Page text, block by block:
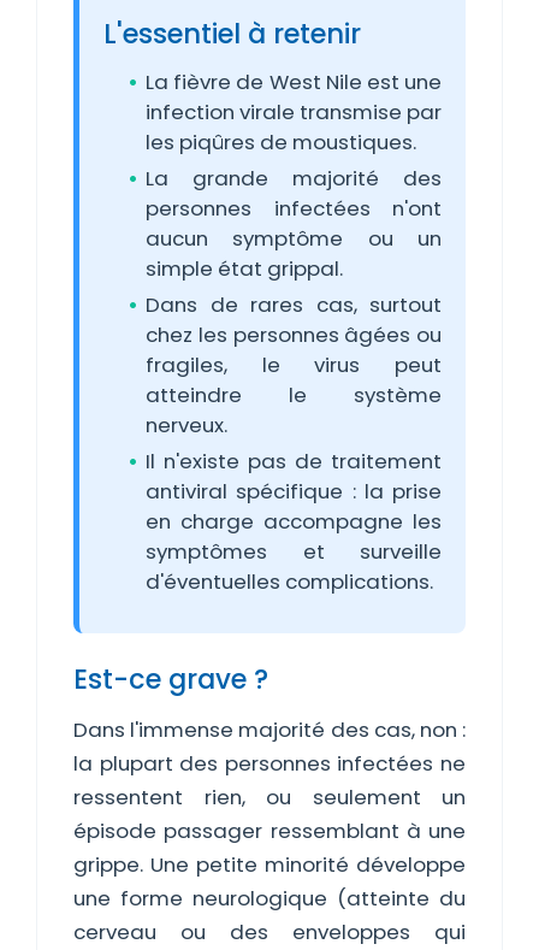
L'essentiel à retenir
La fièvre de West Nile est une
infection virale transmise par
les piqûres de moustiques.
La grande majorité des
personnes infectées n'ont
aucun symptôme ou un
simple état grippal.
Dans de rares cas, surtout
chez les personnes âgées ou
fragiles, le virus peut
atteindre le système
nerveux.
Il n'existe pas de traitement
antiviral spécifique : la prise
en charge accompagne les
symptômes et surveille
d'éventuelles complications.
Est-ce grave ?
Dans l'immense majorité des cas, non :
la plupart des personnes infectées ne
ressentent rien, ou seulement un
épisode passager ressemblant à une
grippe. Une petite minorité développe
une forme neurologique (atteinte du
cerveau ou des enveloppes qui